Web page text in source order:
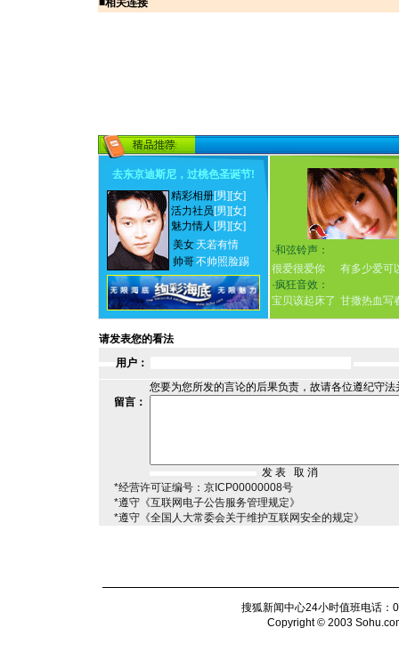
■相关连接
去东京迪斯尼，过桃色圣诞节!
精彩相册[男] [女]
活力社员 [男] [女]
魅力情人 [男] [女]
美女 天若有情
帅哥不帅照脸踢
·和弦铃声：
很爱很爱你
有多少爱可
·疯狂音效：
宝贝该起床了 甘撒热血写
请发表您的看法
用户：
您要为您所发的言论的后果负责，故请各位遵纪守
留言：
*经营许可证编号：京ICP00000008号
*遵守《互联网电子公告服务管理规定》
*遵守《全国人大常委会关于维护互联网安全的规定》
搜狐新闻中心24小时值班电话
Copyright © 2003